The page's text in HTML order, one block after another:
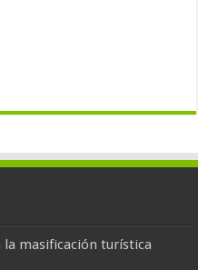
la masificación turística